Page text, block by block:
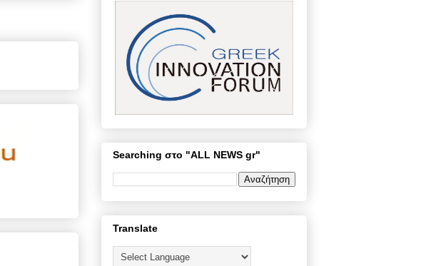
Searching στο "ALL NEWS gr"
Translate